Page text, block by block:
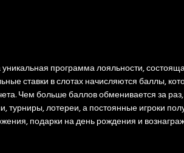
программа лояльности,
ставки в слотах начисляются баллы,
Чем больше баллов обменивается за
турниры, лотереи, а постоянные игроки
подарки на день рождения и